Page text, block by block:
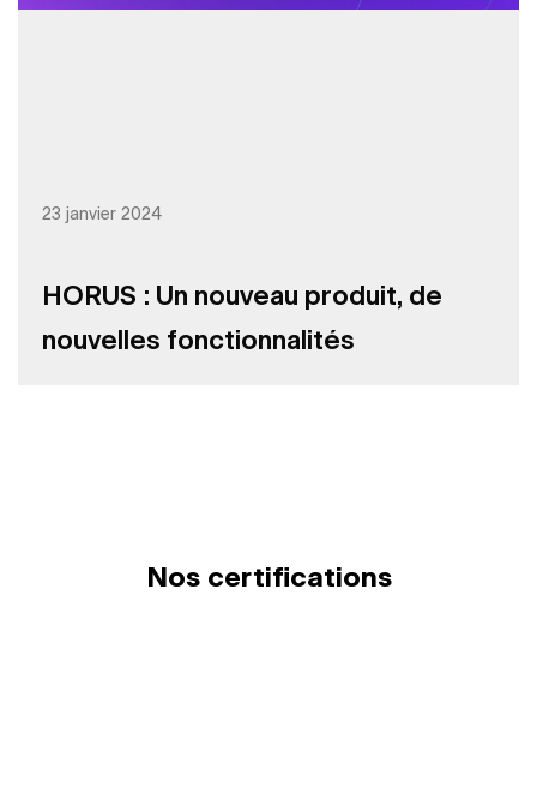
HORUS : Un nouveau produit, de
nouvelles fonctionnalités
23 janvier 2024
Nos certifications